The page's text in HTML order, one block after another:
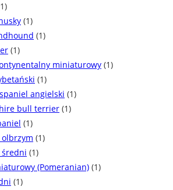
(1)
(1)
(1)
miniaturowy (1)
(1)
angielski (1)
bull terrier (1)
(1)
(1)
średni (1)
(Pomeranian) (1)
(1)